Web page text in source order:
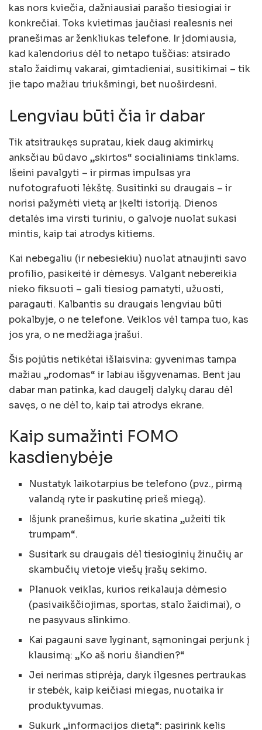
kas nors kviečia, dažniausiai parašo tiesiogiai ir
konkrečiai. Toks kvietimas jaučiasi realesnis nei
pranešimas ar ženkliukas telefone. Ir įdomiausia,
kad kalendorius dėl to netapo tuščias: atsirado
stalo žaidimų vakarai, gimtadieniai, susitikimai – tik
jie tapo mažiau triukšmingi, bet nuoširdesni.
Lengviau būti čia ir dabar
Tik atsitraukęs supratau, kiek daug akimirkų
anksčiau būdavo „skirtos“ socialiniams tinklams.
Išeini pavalgyti – ir pirmas impulsas yra
nufotografuoti lėkštę. Susitinki su draugais – ir
norisi pažymėti vietą ar įkelti istoriją. Dienos
detalės ima virsti turiniu, o galvoje nuolat sukasi
mintis, kaip tai atrodys kitiems.
Kai nebegaliu (ir nebesiekiu) nuolat atnaujinti savo
profilio, pasikeitė ir dėmesys. Valgant nebereikia
nieko fiksuoti – gali tiesiog pamatyti, užuosti,
paragauti. Kalbantis su draugais lengviau būti
pokalbyje, o ne telefone. Veiklos vėl tampa tuo, kas
jos yra, o ne medžiaga įrašui.
Šis pojūtis netikėtai išlaisvina: gyvenimas tampa
mažiau „rodomas“ ir labiau išgyvenamas. Bent jau
dabar man patinka, kad daugelį dalykų darau dėl
savęs, o ne dėl to, kaip tai atrodys ekrane.
Kaip sumažinti FOMO
kasdienybėje
Nustatyk laikotarpius be telefono (pvz., pirmą
valandą ryte ir paskutinę prieš miegą).
Išjunk pranešimus, kurie skatina „užeiti tik
trumpam“.
Susitark su draugais dėl tiesioginių žinučių ar
skambučių vietoje viešų įrašų sekimo.
Planuok veiklas, kurios reikalauja dėmesio
(pasivaikščiojimas, sportas, stalo žaidimai), o
ne pasyvaus slinkimo.
Kai pagauni save lyginant, sąmoningai perjunk į
klausimą: „Ko aš noriu šiandien?“
Jei nerimas stiprėja, daryk ilgesnes pertraukas
ir stebėk, kaip keičiasi miegas, nuotaika ir
produktyvumas.
Sukurk „informacijos dietą“: pasirink kelis